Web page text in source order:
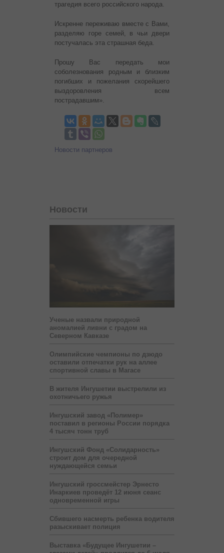
трагедия всего российского народа.
Искренне переживаю вместе с Вами,
разделяю горе семей, в чьи двери
постучалась эта страшная беда.
Прошу Вас передать мои
соболезнования родным и близким
погибших и пожелания скорейшего
выздоровления всем
пострадавшим».
Новости партнеров
Новости
Ученые назвали природной
аномалией ливни с градом на
Северном Кавказе
Олимпийские чемпионы по дзюдо
оставили отпечатки рук на аллее
спортивной славы в Магасе
В жителя Ингушетии выстрелили из
охотничьего ружья
Ингушский завод «Полимер»
поставил в регионы России порядка
4 тысяч тонн труб
Ингушский Фонд «Солидарность»
строит дом для очередной
нуждающейся семьи
Ингушский гроссмейстер Эрнесто
Инаркиев проведёт 12 июня сеанс
одновременной игры
Сбившего насмерть ребенка водителя
разыскивает полиция
Выставка «Будущее Ингушетии –